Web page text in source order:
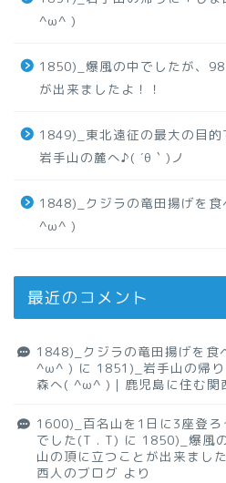
^ω^ )
1850)_爆風の中でしたが、
が出来ましたよ！！
1849)_東北遠征の最大の目
岩手山の麓へ♪( ´θ｀)ノ
1848)_クジラの竜田揚げを
^ω^ )
最近のコメント
1848)_クジラの竜田揚げを食
^ω^ ) に 1851)_岩手山の帰
森へ( ^ω^ )｜鹿児島に住む関
1600)_百名山を1日に3座登ろ
でした(T . T) に 1850)_爆風
山の頂に立つことが出来まし
西人のブログ より